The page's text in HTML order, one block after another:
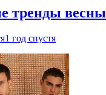
тренды весны
1 год спустя